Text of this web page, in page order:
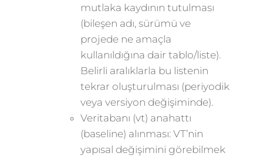
mutlaka kaydının tutulması
(bileşen adı, sürümü ve
projede ne amaçla
kullanıldığına dair tablo/liste).
Belirli aralıklarla bu listenin
tekrar oluşturulması (periyodik
veya versiyon değişiminde).
Veritabanı (vt) anahattı
(baseline) alınması: VT’nin
yapısal değişimini görebilmek